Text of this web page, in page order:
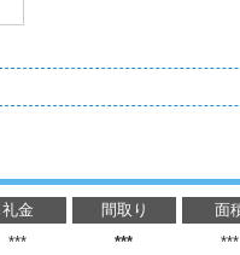
礼金 間取り 面
*** *** ***